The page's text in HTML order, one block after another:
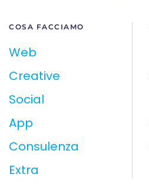
COSA FACCIAMO
Web
Creative
Social
App
Consulenza
Extra